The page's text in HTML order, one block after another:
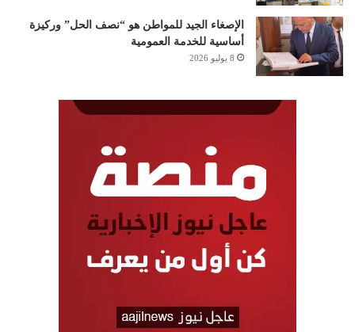
الإصغاء الجيد للمواطن هو “نصف الحل” وركيزة
أساسية للخدمة العمومية
8 يوليو 2026